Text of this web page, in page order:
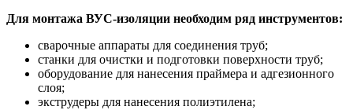
Для монтажа ВУС-изоляции необходим ряд инструментов:
сварочные аппараты для соединения труб;
станки для очистки и подготовки поверхности труб;
оборудование для нанесения праймера и адгезионного
слоя;
экструдеры для нанесения полиэтилена;